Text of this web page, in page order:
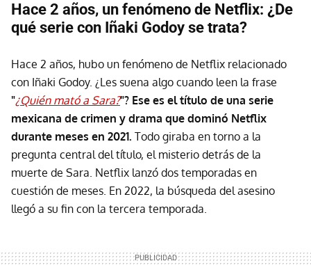
Hace 2 años, un fenómeno de Netflix: ¿De
qué serie con Iñaki Godoy se trata?
Hace 2 años, hubo un fenómeno de Netflix relacionado
con Iñaki Godoy. ¿Les suena algo cuando leen la frase
"¿Quién mató a Sara?"? Ese es el título de una serie
mexicana de crimen y drama que dominó Netflix
durante meses en 2021. Todo giraba en torno a la
pregunta central del título, el misterio detrás de la
muerte de Sara. Netflix lanzó dos temporadas en
cuestión de meses. En 2022, la búsqueda del asesino
llegó a su fin con la tercera temporada.